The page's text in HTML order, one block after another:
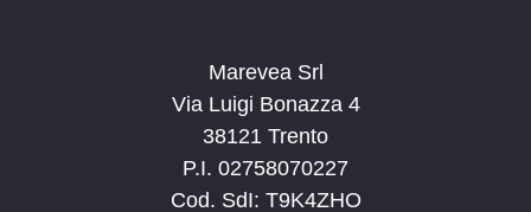
Marevea Srl
Via Luigi Bonazza 4
38121 Trento
P.I. 02758070227
Cod. SdI: T9K4ZHO